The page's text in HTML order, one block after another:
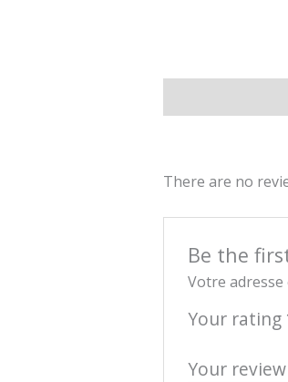
There are no
Be the
Votre adresse
Your rating
Your review